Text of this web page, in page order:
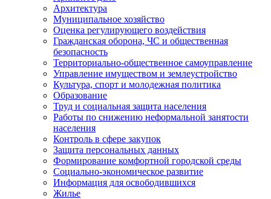
Архитектура
Муниципальное хозяйство
Оценка регулирующего воздействия
Гражданская оборона, ЧС и общественная
безопасность
Территориально-общественное самоуправление
Управление имуществом и землеустройство
Культура, спорт и молодежная политика
Образование
Труд и социальная защита населения
Работы по снижению неформальной занятости
населения
Контроль в сфере закупок
Защита персональных данных
Формирование комфортной городской среды
Социально-экономическое развитие
Информация для освободившихся
Жилье